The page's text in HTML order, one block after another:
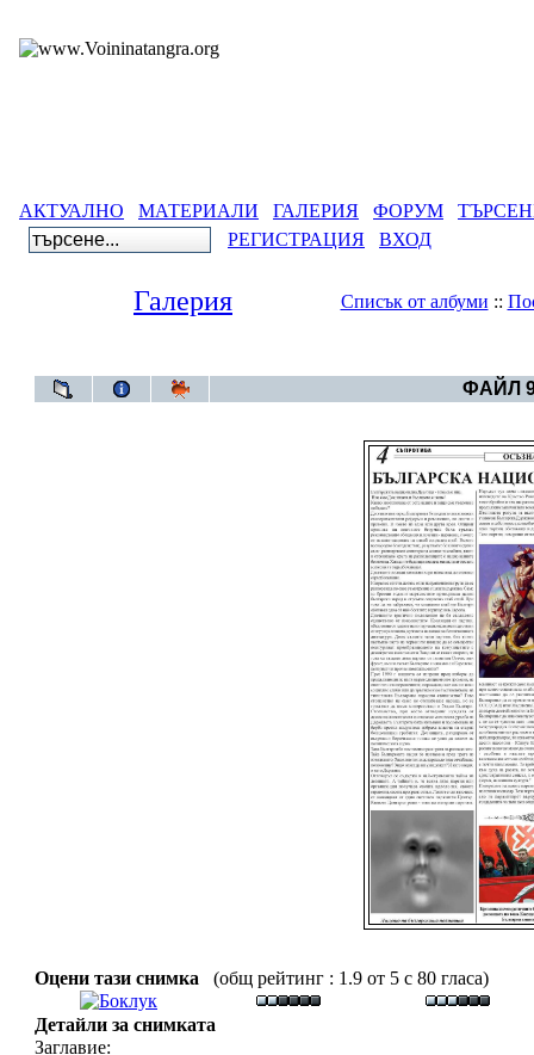
АКТУАЛНО МАТЕРИАЛИ ГАЛЕРИЯ ФОРУМ
РЕГИСТРАЦИЯ
ВХОД
Галерия Списък от албуми ::
ФАЙЛ
Оцени тази снимка (общ рейтинг : 1.9 от 5 с 80 гласа)
Детайли за снимката
Заглавие: